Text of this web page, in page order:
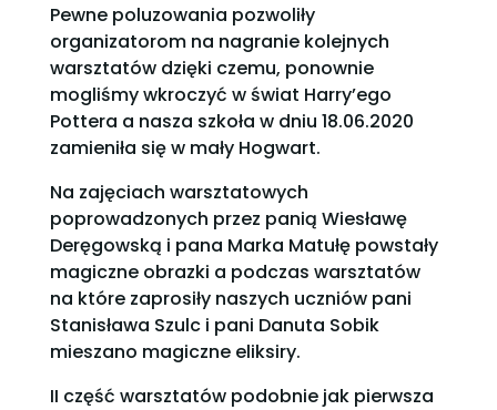
Pewne poluzowania pozwoliły
organizatorom na nagranie kolejnych
warsztatów dzięki czemu, ponownie
mogliśmy wkroczyć w świat Harry’ego
Pottera a nasza szkoła w dniu 18.06.2020
zamieniła się w mały Hogwart.
Na zajęciach warsztatowych
poprowadzonych przez panią Wiesławę
Deręgowską i pana Marka Matułę powstały
magiczne obrazki a podczas warsztatów
na które zaprosiły naszych uczniów pani
Stanisława Szulc i pani Danuta Sobik
mieszano magiczne eliksiry.
II część warsztatów podobnie jak pierwsza